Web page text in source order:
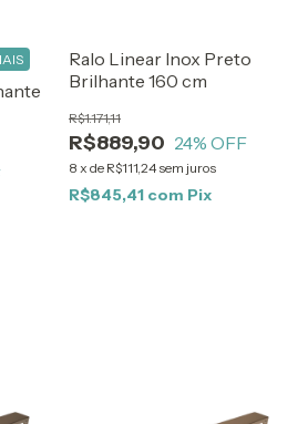
Ralo Linear Inox Preto
Brilhante 160 cm
R$889,90
R$1.171,11
24% OFF
8 x de R$111,24 sem juros
R$845,41 com Pix